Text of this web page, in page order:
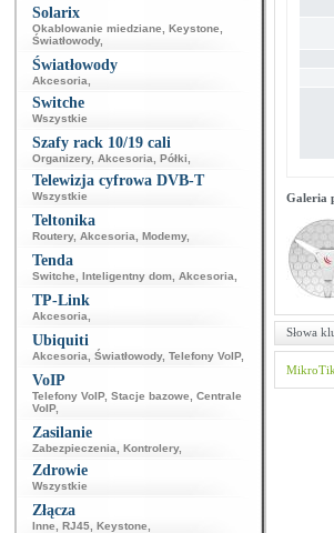
Solarix
Okablowanie miedziane Keystone
Światłowody,
Światłowody
Akcesoria
Switche
Wszystkie
Szafy rack 10/19 cali
Organizery, Akcesoria Półki
Telewizja cyfrowa DVB-T
Wszystkie
Teltonika
Routery, Akcesoria Modemy,
Tenda
Switche Inteligentny dom Akcesoria
TP-Link
Akcesoria
Ubiquiti
Akcesoria Światłowody, Telefony VoIP,
VoIP
Telefony VoIP, Stacje bazowe
Centrale
VoIP,
Zasilanie
Zabezpieczenia Kontrolery,
Zdrowie
Wszystkie
Złącza
Inne RJ45 Keystone
Galeria
Słowa
MikroTik